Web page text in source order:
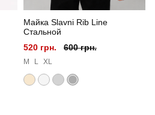
Майка Slavni Rib Line
Стальной
520 грн.
600 грн.
M L XL